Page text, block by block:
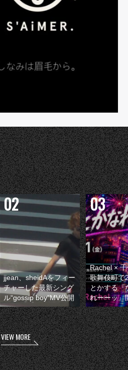
jjean、sheidAをフィー
チャーした最新シング
ル“gossip boy”MV公開
Rachel ×
歌舞伎町で
とかする『
れーーッ』
VIEW MORE